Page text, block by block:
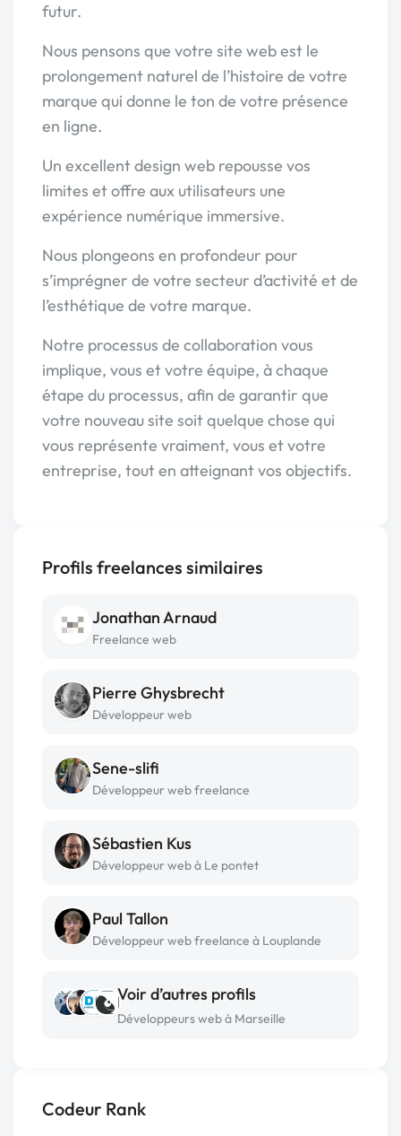
Codeur Rank
futur.
Nous pensons que votre site web est le
prolongement naturel de l’histoire de votre
marque qui donne le ton de votre présence
en ligne.
Un excellent design web repousse vos
limites et offre aux utilisateurs une
expérience numérique immersive.
Nous plongeons en profondeur pour
s’imprégner de votre secteur d’activité et de
l’esthétique de votre marque.
Notre processus de collaboration vous
implique, vous et votre équipe, à chaque
étape du processus, afin de garantir que
votre nouveau site soit quelque chose qui
vous représente vraiment, vous et votre
entreprise, tout en atteignant vos objectifs.
Profils freelances similaires
Jonathan Arnaud
Freelance web
Pierre Ghysbrecht
Développeur web
Sene-slifi
Développeur web freelance
Sébastien Kus
Développeur web à Le pontet
Paul Tallon
Développeur web freelance à Louplande
Voir d’autres profils
Développeurs web à Marseille